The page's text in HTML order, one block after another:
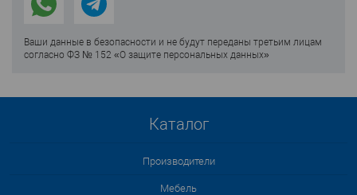
Ваши данные в безопасности и не будут переданы третьим лицам
согласно ФЗ № 152 «О защите персональных данных»
Каталог
Производители
Мебель